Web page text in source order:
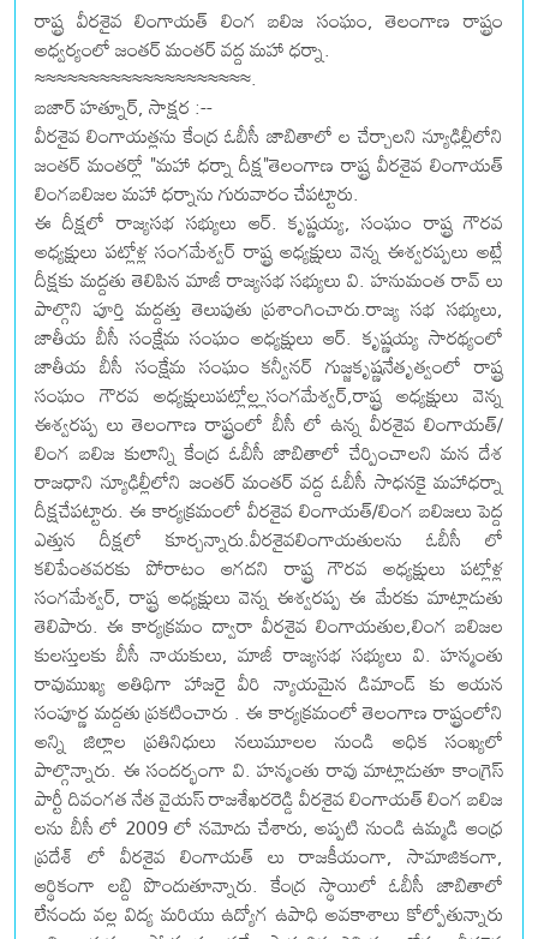
రాష్ట్ర వీరశైవ లింగాయత్ లింగ బలిజ సంఘం, తెలంగాణ రాష్ట్రం
అధ్వర్యంలో జంతర్ మంతర్ వద్ద మహా ధర్నా.
≈≈≈≈≈≈≈≈≈≈≈≈≈≈≈≈≈≈≈≈.
బజార్ హత్నూర్, సాక్షర :--
వీరశైవ లింగాయత్లను కేంద్ర ఓబీసీ జాబితాలో ల చేర్చాలని న్యూఢిల్లీలోని
జంతర్ మంతర్లో "మహా ధర్నా దీక్ష"తెలంగాణ రాష్ట్ర వీరశైవ లింగాయత్
లింగబలిజల మహా ధర్నాను గురువారం చేపట్టారు.
ఈ దీక్షలో రాజ్యసభ సభ్యులు ఆర్. కృష్ణయ్య, సంఘం రాష్ట్ర గౌరవ
అధ్యక్షులు పట్లోళ్ల సంగమేశ్వర్ రాష్ట్ర అధ్యక్షులు వెన్న ఈశ్వరప్పలు అట్లే
దీక్షకు మద్దతు తెలిపిన మాజీ రాజ్యసభ సభ్యులు వి. హనుమంత రావ్ లు
పాల్గొని పూర్తి మద్దత్తు తెలుపుతు ప్రశాంగించారు.రాజ్య సభ సభ్యులు,
జాతీయ బీసీ సంక్షేమ సంఘం అధ్యక్షులు ఆర్. కృష్ణయ్య సారథ్యంలో
జాతీయ బీసీ సంక్షేమ సంఘం కన్వీనర్ గుజ్జకృష్ణనేతృత్వంలో రాష్ట్ర
సంఘం గౌరవ అధ్యక్షులుపట్లోల్ల్లసంగమేశ్వర్,రాష్ట్ర అధ్యక్షులు వెన్న
ఈశ్వరప్ప లు తెలంగాణ రాష్ట్రంలో బీసీ లో ఉన్న వీరశైవ లింగాయత్/
లింగ బలిజ కులాన్ని కేంద్ర ఓబీసీ జాబితాలో చేర్పించాలని మన దేశ
రాజధాని న్యూఢిల్లీలోని జంతర్ మంతర్ వద్ద ఓబీసీ సాధనకై మహాధర్నా
దీక్షచేపట్టారు. ఈ కార్యక్రమంలో వీరశైవ లింగాయత్/లింగ బలిజలు పెద్ద
ఎత్తున దీక్షలో కూర్చన్నారు.వీరశైవలింగాయతులను ఓబీసీ లో
కలిపేంతవరకు పోరాటం ఆగదని రాష్ట్ర గౌరవ అధ్యక్షులు పట్లోళ్ల
సంగమేశ్వర్, రాష్ట్ర అధ్యక్షులు వెన్న ఈశ్వరప్ప ఈ మేరకు మాట్లాడుతు
తెలిపారు. ఈ కార్యక్రమం ద్వారా వీరశైవ లింగాయతుల,లింగ బలిజల
కులస్తులకు బీసీ నాయకులు, మాజీ రాజ్యసభ సభ్యులు వి. హన్మంతు
రావుముఖ్య అతిథిగా హాజరై వీరి న్యాయమైన డిమాండ్ కు ఆయన
సంపూర్ణ మద్దతు ప్రకటించారు . ఈ కార్యక్రమంలో తెలంగాణ రాష్ట్రంలోని
అన్ని జిల్లాల ప్రతినిధులు నలుమూలల నుండి అధిక సంఖ్యలో
పాల్గొన్నారు. ఈ సందర్భంగా వి. హన్మంతు రావు మాట్లాడుతూ కాంగ్రెస్
పార్టీ దివంగత నేత వైయస్ రాజశేఖరరెడ్డి వీరశైవ లింగాయత్ లింగ బలిజ
లను బీసీ లో 2009 లో నమోదు చేశారు, అప్పటి నుండి ఉమ్మడి ఆంధ్ర
ప్రదేశ్ లో వీరశైవ లింగాయత్ లు రాజకీయంగా, సామాజికంగా,
ఆర్థికంగా లబ్ది పొందుతూన్నారు. కేంద్ర స్థాయిలో ఓబీసీ జాబితాలో
లేనందు వల్ల విద్య మరియు ఉద్యోగ ఉపాధి అవకాశాలు కోల్పోతున్నారు